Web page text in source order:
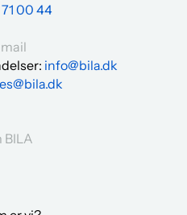
71 00 44
info@bila.dk
BILA